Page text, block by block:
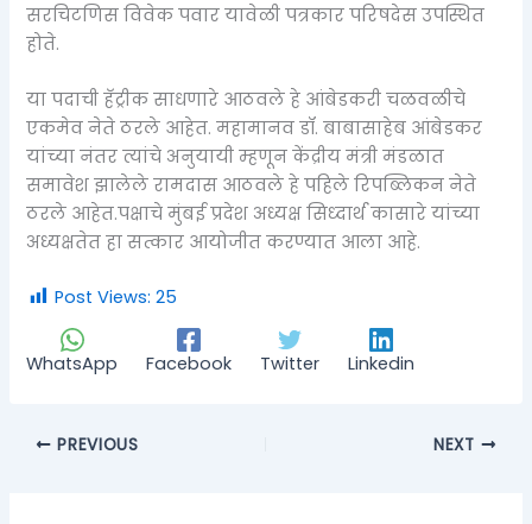
सरचिटणिस विवेक पवार यावेळी पत्रकार परिषदेस उपस्थित
होते.
या पदाची हॅट्रीक साधणारे आठवले हे आंबेडकरी चळवळीचे
एकमेव नेते ठरले आहेत. महामानव डॉ. बाबासाहेब आंबेडकर
यांच्या नंतर त्यांचे अनुयायी म्हणून केंद्रीय मंत्री मंडळात
समावेश झालेले रामदास आठवले हे पहिले रिपब्लिकन नेते
ठरले आहेत.पक्षाचे मुंबई प्रदेश अध्यक्ष सिध्दार्थ कासारे यांच्या
अध्यक्षतेत हा सत्कार आयोजीत करण्यात आला आहे.
Post Views: 25
WhatsApp Facebook Twitter Linkedin
PREVIOUS NEXT